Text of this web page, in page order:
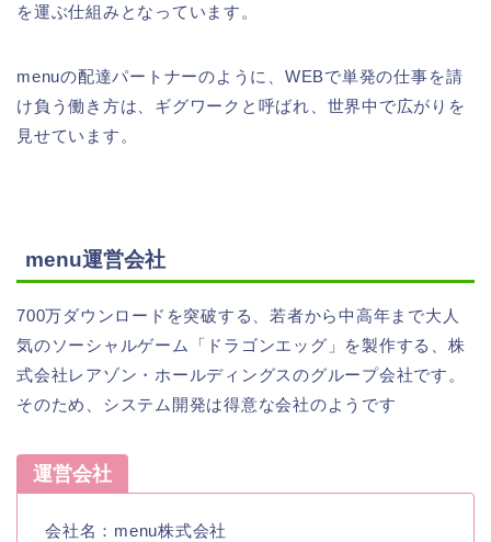
を運ぶ仕組みとなっています。
menuの配達パートナーのように、WEBで単発の仕事を請
け負う働き方は、ギグワークと呼ばれ、世界中で広がりを
見せています。
menu運営会社
700万ダウンロードを突破する、若者から中高年まで大人
気のソーシャルゲーム「ドラゴンエッグ」を製作する、株
式会社レアゾン・ホールディングスのグループ会社です。
そのため、システム開発は得意な会社のようです
運営会社
会社名：menu株式会社